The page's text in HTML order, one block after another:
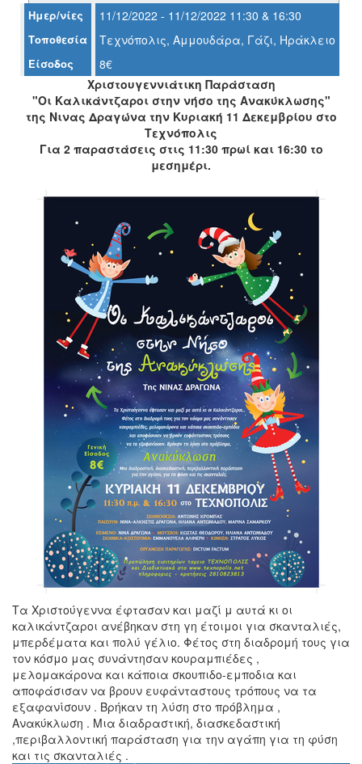
ΤΟΠΟΣ
ΔΗΜΟΣ
ΠΟΛΙΤΙΣΜΟΣ
ΑΝΘΕΚΤΙΚΗ
Ημερ/νίες 11/12/2022 - 11/12/2022 11:30 & 16:30
Τοποθεσία Τεχνόπολις, Αμμουδάρα, Γάζι, Ηράκλειο
Είσοδος
8€
Χριστουγεννιάτικη Παράσταση
"Οι Καλικάντζαροι στην νήσο της Ανακύκλωσης"
της Νινας Δραγώνα την Κυριακή 11 Δεκεμβρίου στο
Τεχνόπολις
Για 2 παραστάσεις στις 11:30 πρωί και 16:30 το
μεσημέρι.
Τα Χριστούγεννα έφτασαν και μαζί μ αυτά κι οι
καλικάντζαροι ανέβηκαν στη γη έτοιμοι για σκανταλιές,
μπερδέματα και πολύ γέλιο. Φέτος στη διαδρομή τους για
τον κόσμο μας συνάντησαν κουραμπιέδες ,
μελομακάρονα και κάποια σκουπιδο-εμποδια και
αποφάσισαν να βρουν ευφάνταστους τρόπους να τα
εξαφανίσουν . Βρήκαν τη λύση στο πρόβλημα ,
Ανακύκλωση . Μια διαδραστική, διασκεδαστική
,περιβαλλοντική παράσταση για την αγάπη για τη φύση
και τις σκανταλιές .